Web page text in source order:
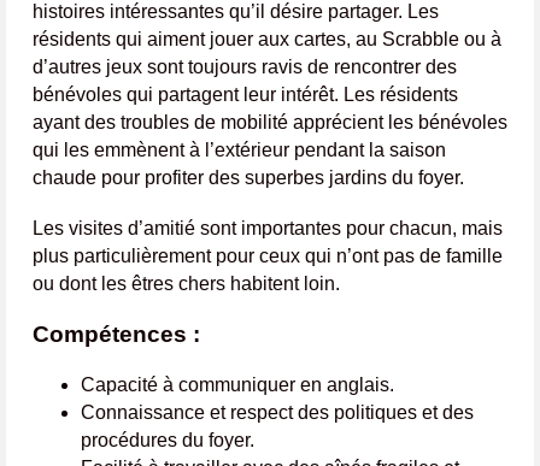
histoires intéressantes qu’il désire partager. Les
résidents qui aiment jouer aux cartes, au Scrabble ou à
d’autres jeux sont toujours ravis de rencontrer des
bénévoles qui partagent leur intérêt. Les résidents
ayant des troubles de mobilité apprécient les bénévoles
qui les emmènent à l’extérieur pendant la saison
chaude pour profiter des superbes jardins du foyer.
Les visites d’amitié sont importantes pour chacun, mais
plus particulièrement pour ceux qui n’ont pas de famille
ou dont les êtres chers habitent loin.
Compétences :
Capacité à communiquer en anglais.
Connaissance et respect des politiques et des
procédures du foyer.